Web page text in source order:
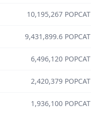
10,195,267 POPCAT
9,431,899.6 POPCAT
6,496,120 POPCAT
2,420,379 POPCAT
1,936,100 POPCAT